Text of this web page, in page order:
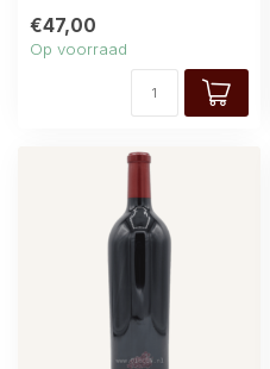
Vorbe...
€47,00
Op voorraad